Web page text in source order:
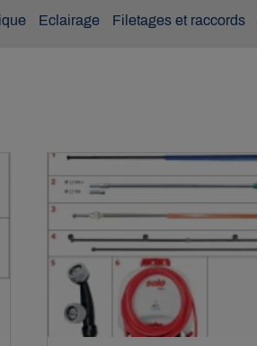
Eclairage Filetages et raccords